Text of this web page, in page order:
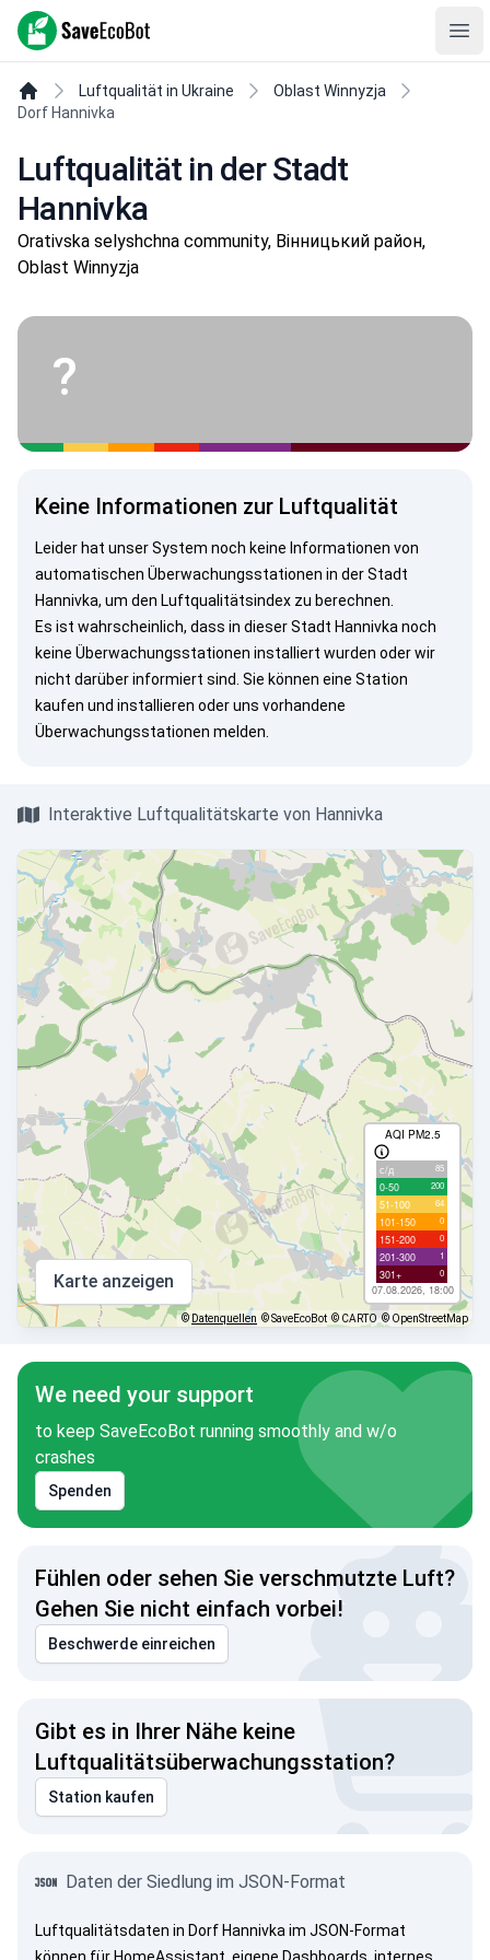
SaveEcoBot
Luftqualität in Ukraine
Oblast Winnyzja
Dorf Hannivka
Luftqualität in der Stadt
Hannivka
Orativska selyshchna community, Вінницький район,
Oblast Winnyzja
?
Keine Informationen zur Luftqualität
Leider hat unser System noch keine Informationen von
automatischen Überwachungsstationen in der Stadt
Hannivka, um den Luftqualitätsindex zu berechnen.
Es ist wahrscheinlich, dass in dieser Stadt Hannivka noch
keine Überwachungsstationen installiert wurden oder wir
nicht darüber informiert sind. Sie können eine Station
kaufen und installieren oder uns vorhandene
Überwachungsstationen melden.
Interaktive Luftqualitätskarte von Hannivka
AQI PM2.5
с/д 85
0-50 200
51-100 64
101-150 0
151-200 0
201-300 1
301+ 0
07.08.2026, 18:00
Karte anzeigen
©Datenquellen © SaveEcoBot © CARTO © OpenStreetMap
We need your support
to keep SaveEcoBot running smoothly and w/o
crashes
Spenden
Fühlen oder sehen Sie verschmutzte Luft?
Gehen Sie nicht einfach vorbei!
Beschwerde einreichen
Gibt es in Ihrer Nähe keine
Luftqualitätsüberwachungsstation?
Station kaufen
Daten der Siedlung im JSON-Format
Luftqualitätsdaten in Dorf Hannivka im JSON-Format